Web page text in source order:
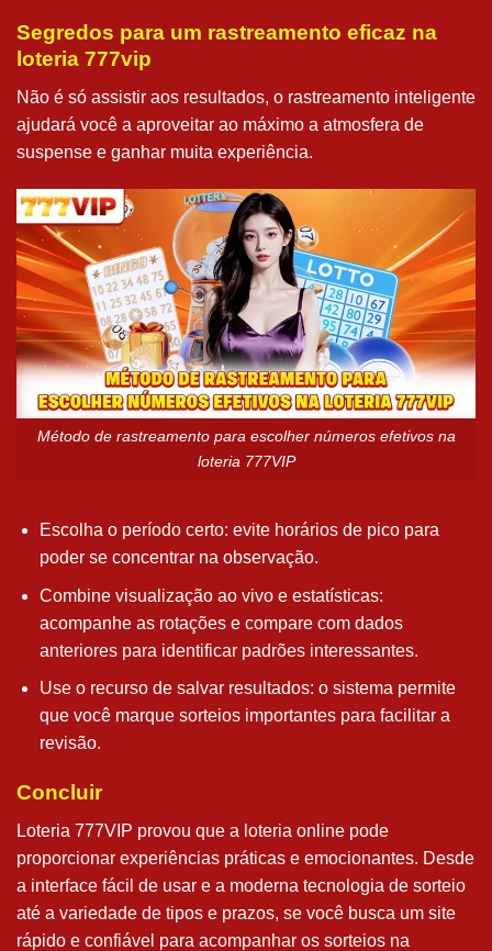
Segredos para um rastreamento eficaz na
loteria 777vip
Não é só assistir aos resultados, o rastreamento inteligente
ajudará você a aproveitar ao máximo a atmosfera de
suspense e ganhar muita experiência.
Método de rastreamento para escolher números efetivos na
loteria 777VIP
Escolha o período certo: evite horários de pico para
poder se concentrar na observação.
Combine visualização ao vivo e estatísticas:
acompanhe as rotações e compare com dados
anteriores para identificar padrões interessantes.
Use o recurso de salvar resultados: o sistema permite
que você marque sorteios importantes para facilitar a
revisão.
Concluir
Loteria 777VIP provou que a loteria online pode
proporcionar experiências práticas e emocionantes. Desde
a interface fácil de usar e a moderna tecnologia de sorteio
até a variedade de tipos e prazos, se você busca um site
rápido e confiável para acompanhar os sorteios na